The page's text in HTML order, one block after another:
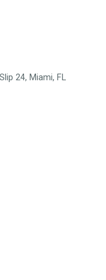
24, Miami, FL